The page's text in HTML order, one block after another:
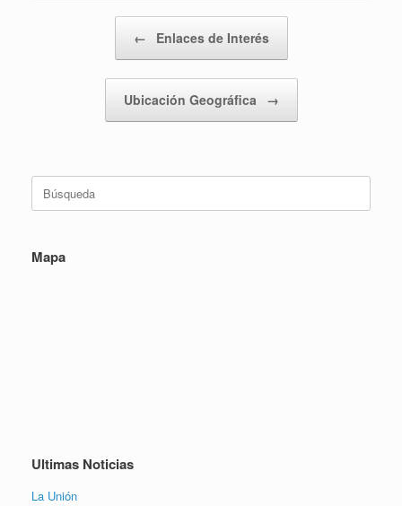
← Enlaces de Interés
Ubicación Geográfica →
Mapa
Ultimas Noticias
La Unión